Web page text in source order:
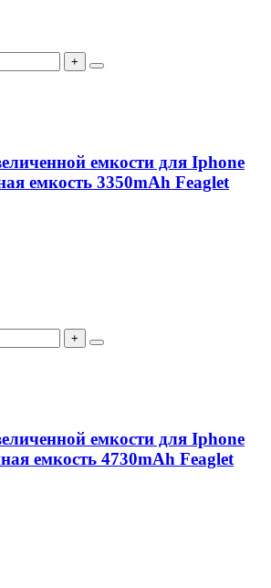
+
емкости для Iphone
емкость 3350mAh Feaglet
+
емкости для Iphone
емкость 4730mAh Feaglet